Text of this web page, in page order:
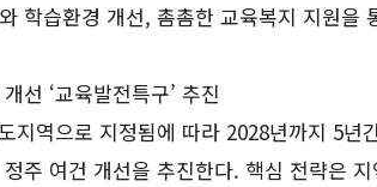
학습환경 개선, 촘촘한 교육복지 지원
선 ‘교육발전특구’ 추진
지역으로 지정됨에 따라 2028년까지 5년
주 여건 개선을 추진한다. 핵심 전략은